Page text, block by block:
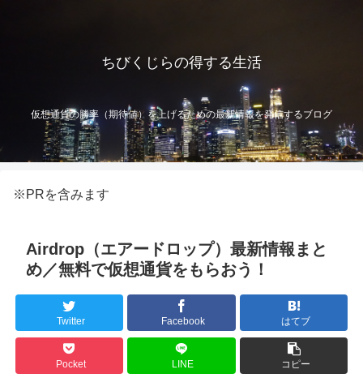
ちびくじらの得する生活
仮想通貨の勝率（期待値）を上げるための最新情報を発信するブログ
※PRを含みます
Airdrop（エアードロップ）最新情報まと
め／無料で仮想通貨をもらおう！
Twitter Facebook はてブ
Pocket LINE コピー